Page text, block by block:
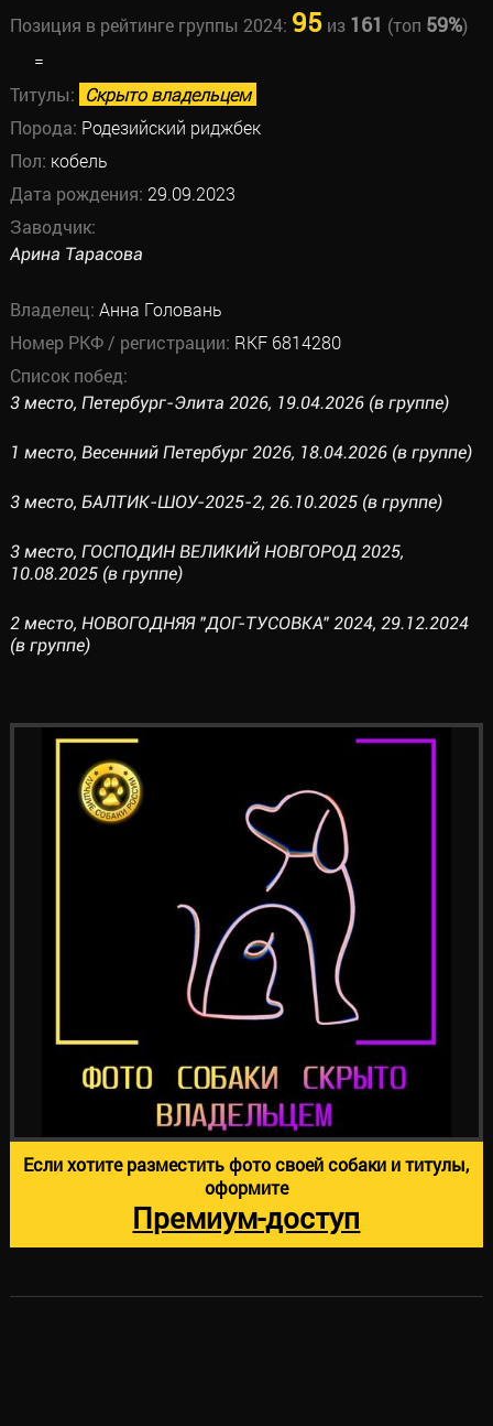
Позиция в рейтинге группы 2024: 95из 161 (топ 59%)
=
Титулы: Скрыто владельцем
Порода: Родезийский риджбек
Пол: кобель
Дата рождения: 29.09.2023
Заводчик:
Арина Тарасова
Владелец: Анна Головань
Номер РКФ / регистрации: RKF 6814280
Список побед:
3 место, Петербург-Элита 2026, 19.04.2026 (в группе)
1 место, Весенний Петербург 2026, 18.04.2026 (в группе)
3 место, БАЛТИК-ШОУ-2025-2, 26.10.2025 (в группе)
3 место, ГОСПОДИН ВЕЛИКИЙ НОВГОРОД 2025,
10.08.2025 (в группе)
2 место, НОВОГОДНЯЯ "ДОГ-ТУСОВКА" 2024, 29.12.2024
(в группе)
Если хотите разместить фото своей собаки и титулы,
оформите
Премиум-доступ